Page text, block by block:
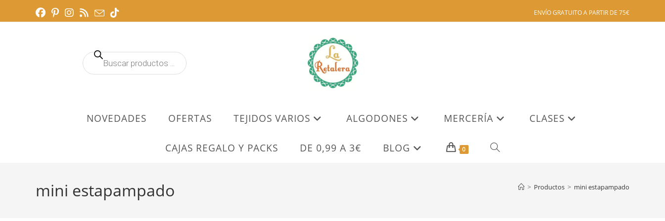
ENVÍO GRATUITO A PARTIR DE 75€
Búsqueda
de
NOVEDADES OFERTAS TEJIDOS VARIOS ALGODONES MERCERÍA CLASES
CAJAS REGALO Y PACKS DE 0,99 A 3€ BLOG 0 ALTERNAR
mini estapampado > Productos > mini estapampado